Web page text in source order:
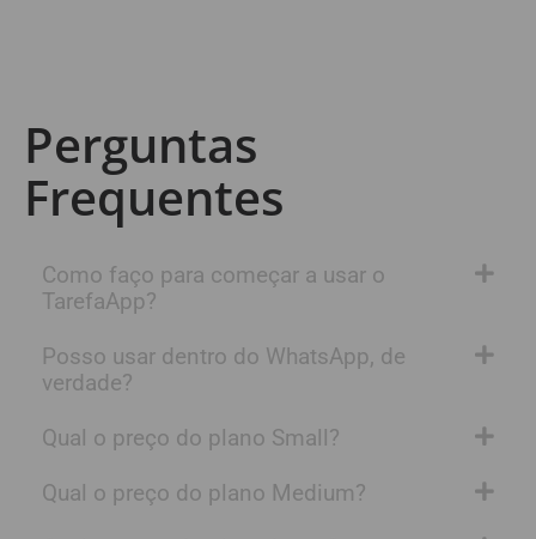
Perguntas
Frequentes
Como faço para começar a usar o
TarefaApp?
Posso usar dentro do WhatsApp, de
verdade?
Qual o preço do plano Small?
Qual o preço do plano Medium?